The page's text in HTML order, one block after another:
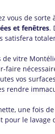
vous de sorte
et fenêtres.
satisfera
de vitre
faire
vos
rendre
une fois
pour le lavage